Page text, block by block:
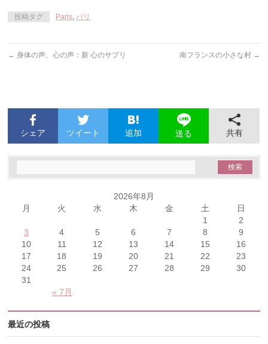
投稿タグ Paris パリ
← 身体の声、心の声：新 心のサプリ 南フランスの小さな村 →
シェア ツイート 追加 送る 共有
2026年8月
月
火 水 木 金 土 日
« 7月
1
2
3
4 5 6 7 8
9
10
11 12 13 14 15
16
17
18 19 20 21 22
23
24
25 26 27 28 29
30
31
最近の投稿